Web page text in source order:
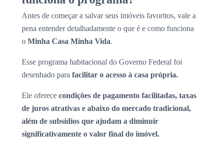
Antes de começar a salvar seus imóveis favoritos, vale a
pena entender detalhadamente o que é e como funciona
o Minha Casa Minha Vida.
Esse programa habitacional do Governo Federal foi
desenhado para facilitar o acesso à casa própria.
Ele oferece condições de pagamento facilitadas, taxas
de juros atrativas e abaixo do mercado tradicional,
além de subsídios que ajudam a diminuir
significativamente o valor final do imóvel.